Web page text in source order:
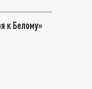
к Белому»